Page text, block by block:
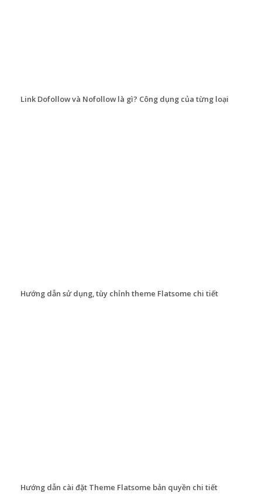
Link Dofollow và Nofollow là gì? Công dụng của từng loại
Hướng dẫn sử dụng, tùy chỉnh theme Flatsome chi tiết
Hướng dẫn cài đặt Theme Flatsome bản quyền chi tiết